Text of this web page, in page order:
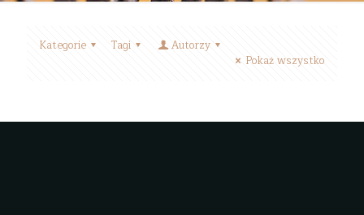
Kategorie Tagi
Autorzy
Pokaż wszystko